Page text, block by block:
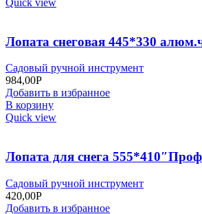
Quick view
Лопата снеговая 445*330
Садовый ручной инструмент
984,00Р
Добавить в избранное
В корзину
Quick view
Лопата для снега
Садовый ручной инструмент
420,00Р
Добавить в избранное